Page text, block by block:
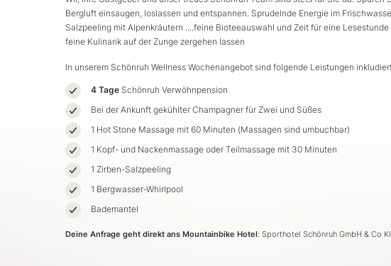
Bergluft einsaugen, loslassen und entspannen. Sprudelnde Energie im
Salzpeeling mit Alpenkräutern ....feine Bioteeauswahl und Zeit für eine
feine Kulinarik auf der Zunge zergehen lassen
In unserem Schönruh Wellness Wochenangebot sind folgende Leistungen
4 Tage Schönruh Verwöhnpension
Bei der Ankunft gekühlter Champagner für Zwei und Süßes
1 Hot Stone Massage mit 60 Minuten (Massagen sind umbuchbar)
1 Kopf- und Nackenmassage oder Teilmassage mit 30 Minuten
1 Zirben-Salzpeeling
1 Bergwasser-Whirlpool
Bademantel
Deine Anfrage geht direkt ans Mountainbike Hotel: Sporthotel Schönruh GmbH & Co